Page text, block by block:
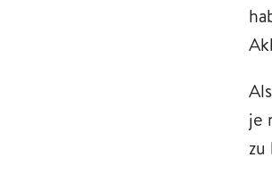
je
zu